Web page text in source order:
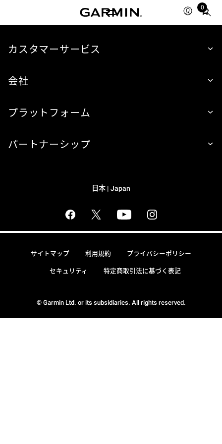
0
Total
カスタマーサービス
会社
プラットフォーム
パートナーシップ
日本 | Japan
© Garmin Ltd. or its subsidiaries. All rights reserved.
サイトマップ 利用規約 プライバシーポリシー
セキュリティ 特定商取引法に基づく表記